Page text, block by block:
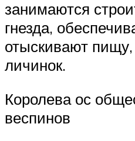
занимаются
гнезда,
отыскивают
личинок.
Королева ос
веспинов